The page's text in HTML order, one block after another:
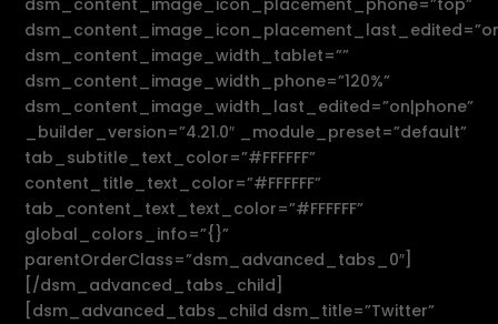
dsm_content_image_icon_placement_phone=”top”
dsm_content_image_width_tablet=””
dsm_content_image_width_phone=”120%”
dsm_content_image_width_last_edited=”on|phone”
_builder_version=”4.21.0″ _module_preset=”default”
tab_subtitle_text_color=”#FFFFFF”
content_title_text_color=”#FFFFFF”
tab_content_text_text_color=”#FFFFFF”
global_colors_info=”{}”
parentOrderClass=”dsm_advanced_tabs_0″]
[/dsm_advanced_tabs_child]
[dsm_advanced_tabs_child dsm_title=”Twitter”